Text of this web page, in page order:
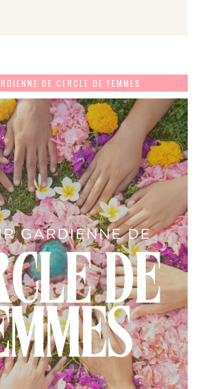
DE CERCLE DE FEMMES